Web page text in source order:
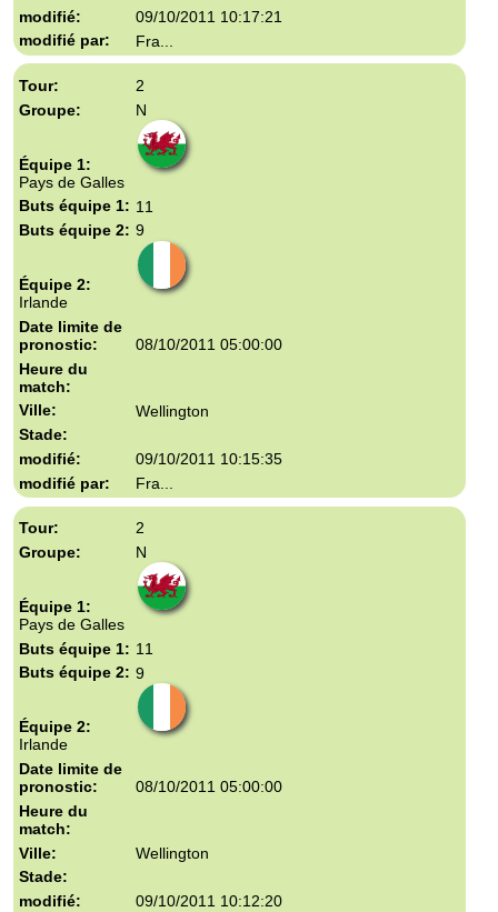
09/10/2011 10:17:21
Fra...
2
N
Pays de Galles
11
9
Irlande
08/10/2011 05:00:00
Wellington
09/10/2011 10:15:35
Fra...
2
N
Pays de Galles
11
9
Irlande
08/10/2011 05:00:00
Wellington
09/10/2011 10:12:20